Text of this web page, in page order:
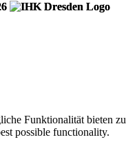
Funktionalität bieten
possible functionality.